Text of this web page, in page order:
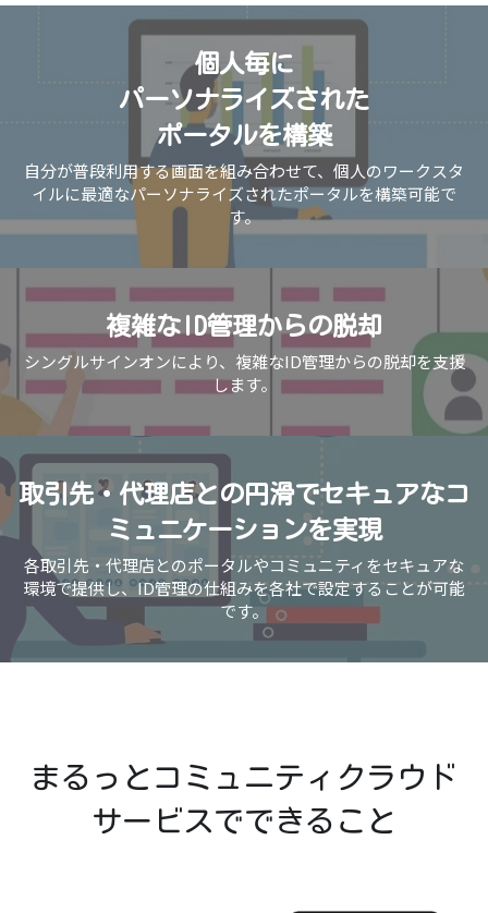
個人毎に
パーソナライズされた
ポータルを構築
自分が普段利用する画面を組み合わせて、個人のワークスタ
イルに最適なパーソナライズされたポータルを構築可能で
す。
複雑なID管理からの脱却
シングルサインオンにより、複雑なID管理からの脱却を支援
します。
取引先・代理店との円滑でセキュアなコ
ミュニケーションを実現
各取引先・代理店とのポータルやコミュニティをセキュアな
環境で提供し、ID管理の仕組みを各社で設定することが可能
です。
まるっとコミュニティクラウド
サービスでできること